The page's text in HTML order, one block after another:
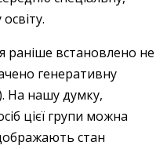
раніше встановлено не
генеративну
На нашу думку,
цієї групи можна
стан